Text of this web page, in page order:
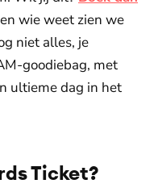
en wie weet zien we
niet alles, je
goodiebag, met
ultieme dag in het
Ticket?